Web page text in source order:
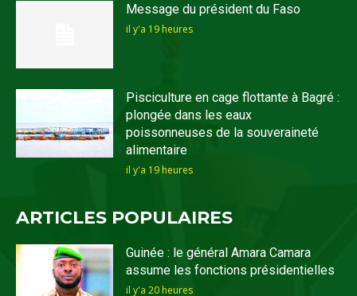
Message du président du Faso
il y'a 19 heures
Pisciculture en cage flottante à Bagré :
plongée dans les eaux
poissonneuses de la souveraineté
alimentaire
il y'a 19 heures
ARTICLES POPULAIRES
Guinée : le général Amara Camara
assume les fonctions présidentielles
il y'a 20 heures